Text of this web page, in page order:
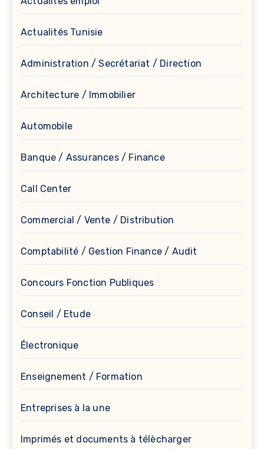
Actualités Tunisie
Administration / Secrétariat / Direction
Architecture / Immobilier
Automobile
Banque / Assurances / Finance
Call Center
Commercial / Vente / Distribution
Comptabilité / Gestion Finance / Audit
Concours Fonction Publiques
Conseil / Etude
Électronique
Enseignement / Formation
Entreprises à la une
Imprimés et documents à télècharger